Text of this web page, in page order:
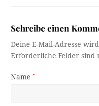
Schreibe einen
Deine E-Mail-Adresse
Erforderliche Felder sind
Name*